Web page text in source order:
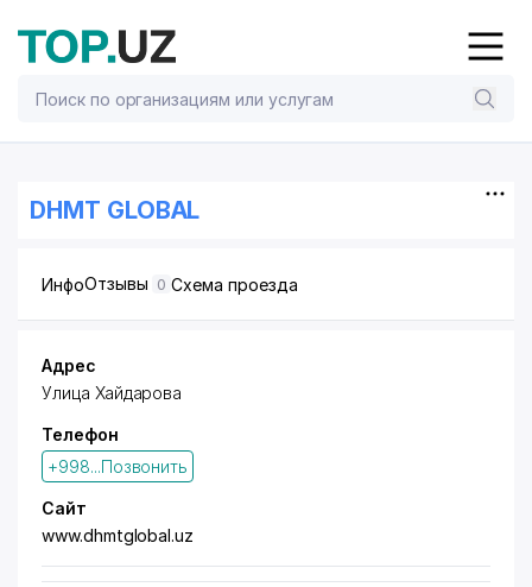
DHMT GLOBAL
ИнфоОтзывы 0 Схема проезда
Адрес
Улица Хайдарова
Телефон
+998...Позвонить
Сайт
www.dhmtglobal.uz